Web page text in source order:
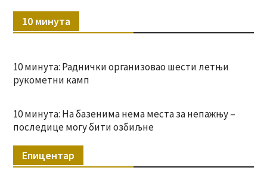
10 минута
10 минута: Раднички организовао шести летњи
рукометни камп
10 минута: На базенима нема места за непажњу –
последице могу бити озбиљне
Епицентар